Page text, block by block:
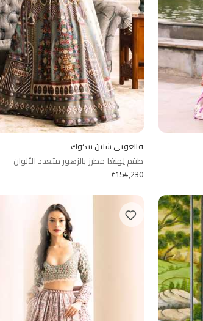
فالغوني شاين بيكوك
طقم لِهنغا مطرز بالزهور متعدد الألوان
₹154,230